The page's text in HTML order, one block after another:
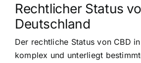
Rechtlicher Status
Deutschland
Der rechtliche Status von CBD
komplex und unterliegt